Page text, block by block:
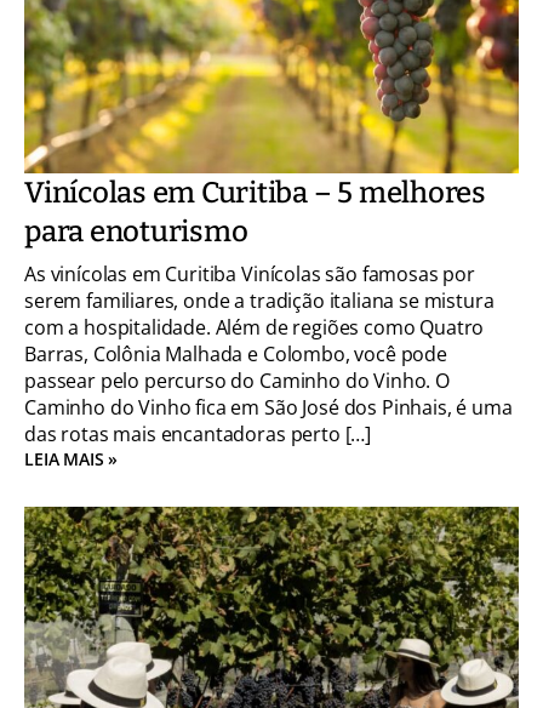
Vinícolas em Curitiba – 5 melhores
para enoturismo
As vinícolas em Curitiba Vinícolas são famosas por
serem familiares, onde a tradição italiana se mistura
com a hospitalidade. Além de regiões como Quatro
Barras, Colônia Malhada e Colombo, você pode
passear pelo percurso do Caminho do Vinho. O
Caminho do Vinho fica em São José dos Pinhais, é uma
das rotas mais encantadoras perto […]
LEIA MAIS »